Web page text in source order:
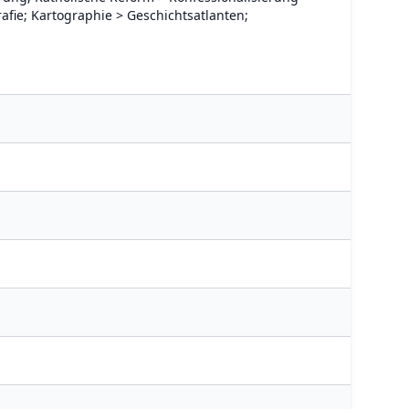
Kartographie > Geschichtsatlanten;